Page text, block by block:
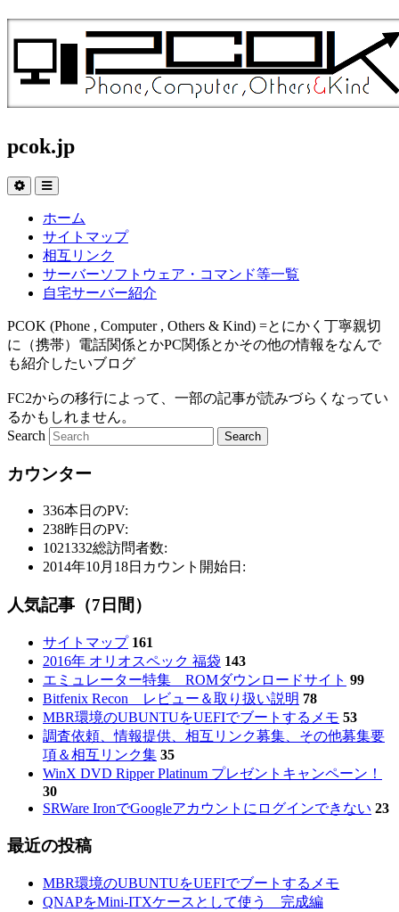
pcok.jp
ホーム
サイトマップ
相互リンク
サーバーソフトウェア・コマンド等一覧
自宅サーバー紹介
PCOK (Phone , Computer , Others & Kind) =とにかく丁寧親切
に（携帯）電話関係とかPC関係とかその他の情報をなんで
も紹介したいブログ
FC2からの移行によって、一部の記事が読みづらくなってい
るかもしれません。
Search
カウンター
336本日のPV:
238昨日のPV:
1021332総訪問者数:
2014年10月18日 カウント開始日:
人気記事（7日間）
サイトマップ 161
2016年 オリオスペック 福袋 143
エミュレーター特集 ROMダウンロードサイト 99
Bitfenix Recon レビュー＆取り扱い説明 78
MBR環境のUBUNTUをUEFIでブートするメモ 53
調査依頼、情報提供、相互リンク募集、その他募集要
項＆相互リンク集 35
WinX DVD Ripper Platinum プレゼントキャンペーン！
30
SRWare IronでGoogleアカウントにログインできない 23
最近の投稿
MBR環境のUBUNTUをUEFIでブートするメモ
QNAPをMini-ITXケースとして使う 完成編